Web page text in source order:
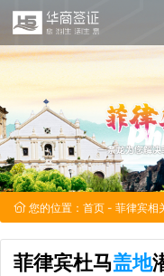
您的位置： 首页 - 菲律宾相
菲律宾杜马盖地